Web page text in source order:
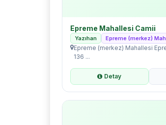
Epreme Mahallesi Camii
Yazıhan Epreme (merkez)
Epreme (merkez) Mahallesi
136 ...
Detay